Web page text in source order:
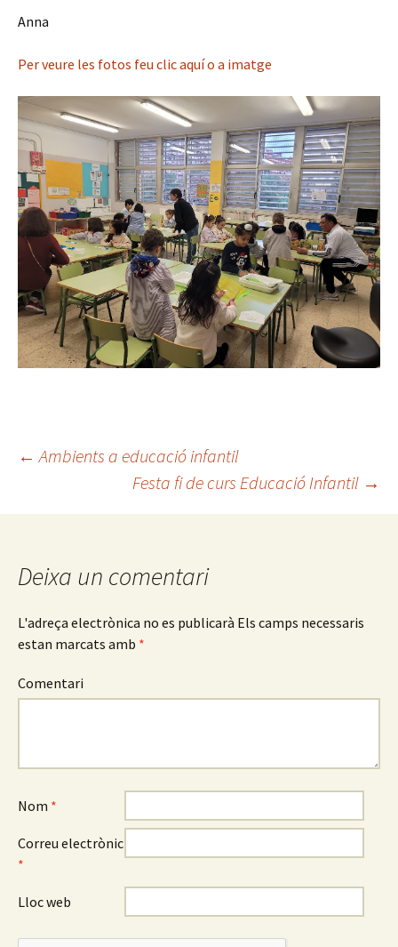
Anna
Per veure les fotos feu clic aquí o a imatge
Navegació
pels
articles
← Ambients a educació infantil
Festa fi de curs Educació Infantil →
Deixa un comentari
L'adreça electrònica no es publicarà Els camps necessaris
estan marcats amb *
Comentari
Nom *
Correu electrònic
*
Lloc web